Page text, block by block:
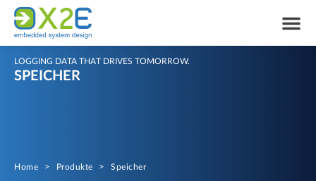
LOGGING DATA THAT DRIVES TOMORROW.
SPEICHER
Home > Produkte > Speicher